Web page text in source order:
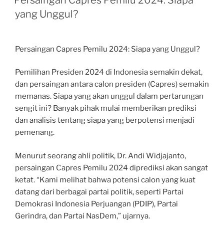
yang Unggul?
Persaingan Capres Pemilu 2024: Siapa yang Unggul?
Pemilihan Presiden 2024 di Indonesia semakin dekat,
dan persaingan antara calon presiden (Capres) semakin
memanas. Siapa yang akan unggul dalam pertarungan
sengit ini? Banyak pihak mulai memberikan prediksi
dan analisis tentang siapa yang berpotensi menjadi
pemenang.
Menurut seorang ahli politik, Dr. Andi Widjajanto,
persaingan Capres Pemilu 2024 diprediksi akan sangat
ketat. “Kami melihat bahwa potensi calon yang kuat
datang dari berbagai partai politik, seperti Partai
Demokrasi Indonesia Perjuangan (PDIP), Partai
Gerindra, dan Partai NasDem,” ujarnya.